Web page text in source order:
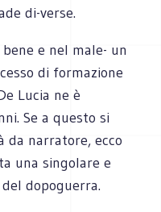
di-verse.
e nel male- un
di formazione
Lucia ne è
Se a questo si
da narratore, ecco
una singolare e
dopoguerra.